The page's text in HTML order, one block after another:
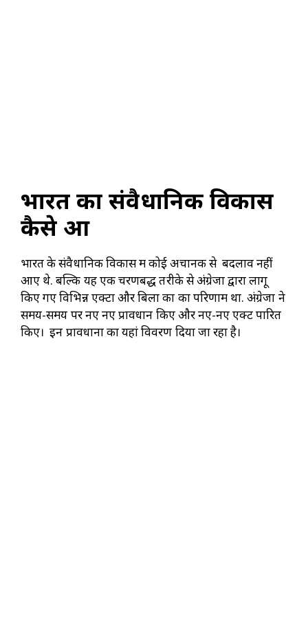
भारत का संवैधानिक विकास
कैसे हुआ
भारत के संवैधानिक विकास में कोई अचानक से बदलाव नहीं
आए थे. बल्कि यह एक चरणबद्ध तरीके से अंग्रेजों द्वारा लागू
किए गए विभिन्न एक्टों और बिलों का का परिणाम था. अंग्रेजों ने
समय-समय पर नए नए प्रावधान किए और नए-नए एक्ट पारित
किए। इन प्रावधानों का यहां विवरण दिया जा रहा है।